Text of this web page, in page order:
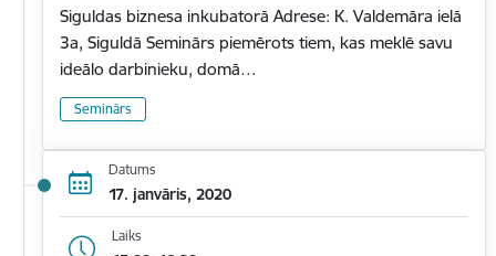
Siguldas biznesa inkubatorā Adrese: K. Valdemāra ielā
3a, Siguldā Seminārs piemērots tiem, kas meklē savu
ideālo darbinieku, domā…
Seminārs
Datums
17. janvāris, 2020
Laiks